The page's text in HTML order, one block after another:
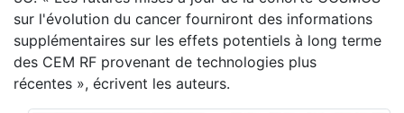
sur l'évolution du cancer fourniront des informations
supplémentaires sur les effets potentiels à long terme
des CEM RF provenant de technologies plus
récentes », écrivent les auteurs.